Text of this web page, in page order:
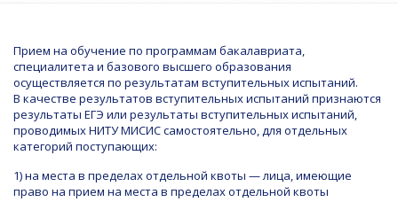
Прием на обучение по программам бакалавриата,
специалитета и базового высшего образования
осуществляется по результатам вступительных испытаний.
В качестве результатов вступительных испытаний признаются
результаты ЕГЭ или результаты вступительных испытаний,
проводимых НИТУ МИСИС самостоятельно, для отдельных
категорий поступающих:
1) на места в пределах отдельной квоты — лица, имеющие
право на прием на места в пределах отдельной квоты